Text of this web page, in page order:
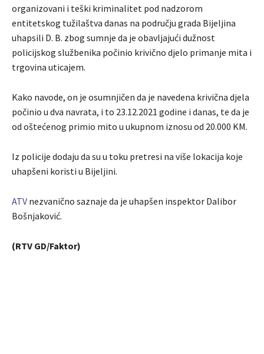
organizovani i teški kriminalitet pod nadzorom
entitetskog tužilaštva danas na području grada Bijeljina
uhapsili D. B. zbog sumnje da je obavljajući dužnost
policijskog službenika počinio krivično djelo primanje mita i
trgovina uticajem.
Kako navode, on je osumnjičen da je navedena krivična djela
počinio u dva navrata, i to 23.12.2021 godine i danas, te da je
od oštećenog primio mito u ukupnom iznosu od 20.000 KM.
Iz policije dodaju da su u toku pretresi na više lokacija koje
uhapšeni koristi u Bijeljini.
ATV nezvanično saznaje da je uhapšen inspektor Dalibor
Bošnjaković.
(RTV GD/Faktor)